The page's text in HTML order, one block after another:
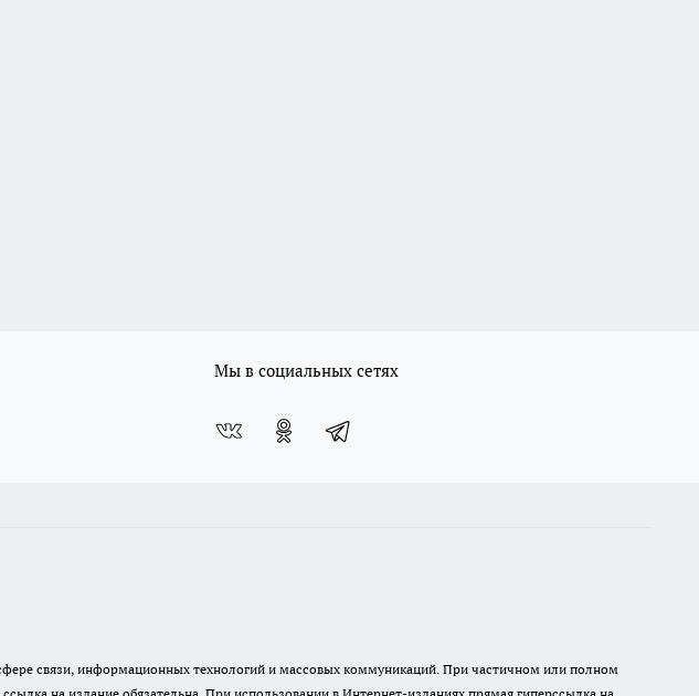
Мы в социальных сетях
связи, информационных технологий и массовых коммуникаций. При частичном или полном